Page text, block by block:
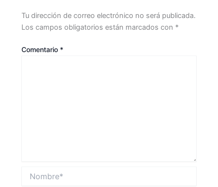
Tu dirección de correo electrónico no será publicada.
Los campos obligatorios están marcados con *
Comentario *